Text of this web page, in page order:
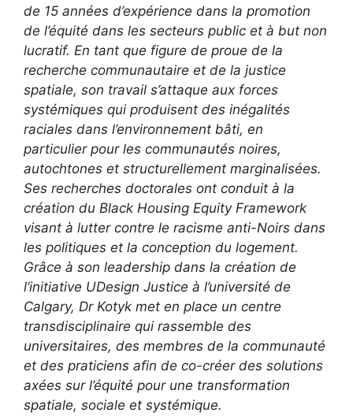
de 15 années d’expérience dans la promotion
de l’équité dans les secteurs public et à but non
lucratif. En tant que figure de proue de la
recherche communautaire et de la justice
spatiale, son travail s’attaque aux forces
systémiques qui produisent des inégalités
raciales dans l’environnement bâti, en
particulier pour les communautés noires,
autochtones et structurellement marginalisées.
Ses recherches doctorales ont conduit à la
création du Black Housing Equity Framework
visant à lutter contre le racisme anti-Noirs dans
les politiques et la conception du logement.
Grâce à son leadership dans la création de
l’initiative UDesign Justice à l’université de
Calgary, Dr Kotyk met en place un centre
transdisciplinaire qui rassemble des
universitaires, des membres de la communauté
et des praticiens afin de co-créer des solutions
axées sur l’équité pour une transformation
spatiale, sociale et systémique.